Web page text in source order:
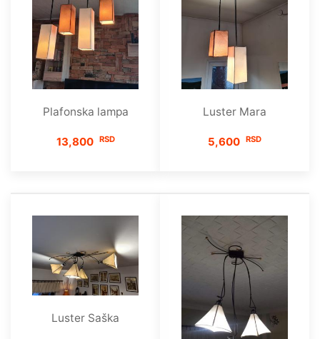
Plafonska lampa
13,800 RSD
Luster Mara
5,600 RSD
Luster Saška